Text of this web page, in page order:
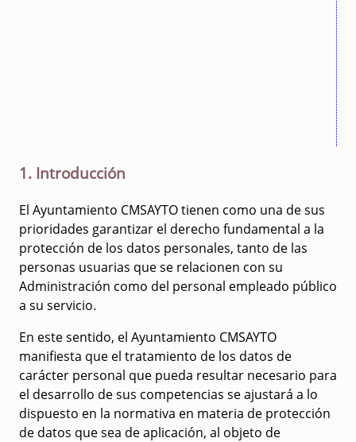
1. Introducción
El Ayuntamiento CMSAYTO tienen como una de sus
prioridades garantizar el derecho fundamental a la
protección de los datos personales, tanto de las
personas usuarias que se relacionen con su
Administración como del personal empleado público
a su servicio.
En este sentido, el Ayuntamiento CMSAYTO
manifiesta que el tratamiento de los datos de
carácter personal que pueda resultar necesario para
el desarrollo de sus competencias se ajustará a lo
dispuesto en la normativa en materia de protección
de datos que sea de aplicación, al objeto de